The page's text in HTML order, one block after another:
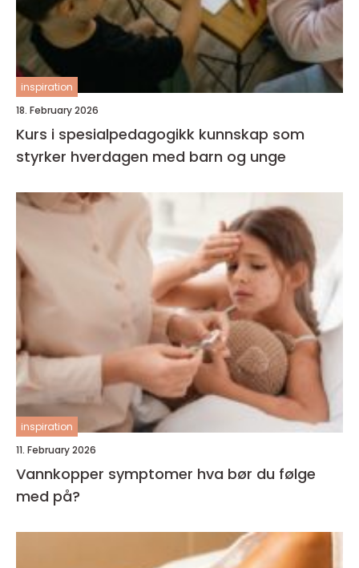
inspiration
18. February 2026
Kurs i spesialpedagogikk kunnskap som
styrker hverdagen med barn og unge
inspiration
11. February 2026
Vannkopper symptomer hva bør du følge
med på?